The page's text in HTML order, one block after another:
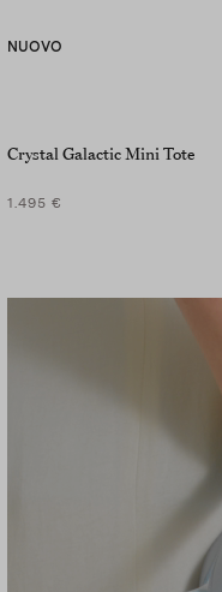
NUOVO
Crystal Galactic Mini Tote
1.495 €